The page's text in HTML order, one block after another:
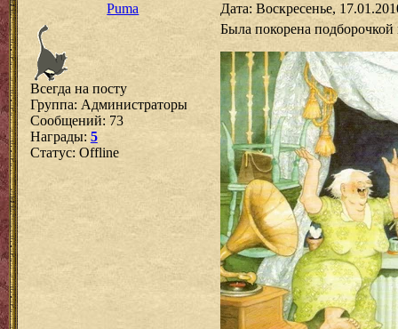
Puma Дата: Воскресенье,
Всегда на посту
Группа: Администраторы
Сообщений: 73
Награды: 5
Статус: Offline
Была покорена подборочкой